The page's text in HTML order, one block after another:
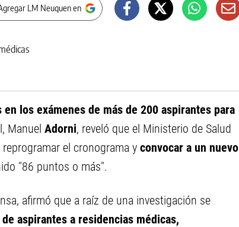
LM Neuquen en
los exámenes de más de 200 aspirantes para
Manuel Adorni, reveló que el Ministerio de Salud
el cronograma y convocar a un nuevo
"86 puntos o más".
afirmó que a raíz de una investigación se
aspirantes a residencias médicas,